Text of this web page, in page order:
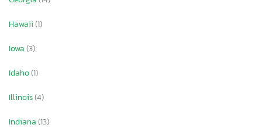
Hawaii(1)
Iowa(3)
Idaho(1)
Illinois(4)
Indiana(13)